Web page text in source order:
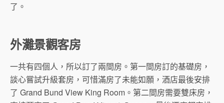
了。
外灘景觀客房
一共有四個人，所以訂了兩間房。第一間房訂的基礎房，
談心嘗試升級套房，可惜滿房了未能如願，酒店最後安排
了 Grand Bund View King Room。第二間房需要雙床房，